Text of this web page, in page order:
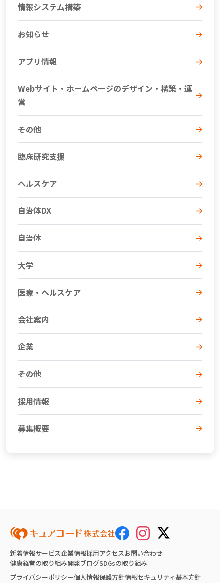
情報システム構築
お知らせ
アプリ情報
Webサイト・ホームページのデザイン・構築・運
営
その他
臨床研究支援
ヘルスケア
自治体DX
自治体
大学
医療・ヘルスケア
会社案内
企業
その他
採用情報
募集概要
新着情報サービス企業情報採用アクセスお問い合わせ
健康経営の取り組み開発ブログSDGsの取り組み
プライバシーポリシー個人情報保護方針情報セキュリティ基本方針